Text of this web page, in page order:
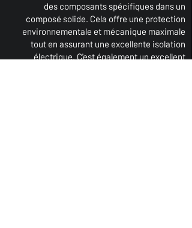
des composants spécifiques dans un
composé solide. Cela offre une protection
environnementale et mécanique maximale
tout en assurant une excellente isolation
électrique. C'est également un excellent